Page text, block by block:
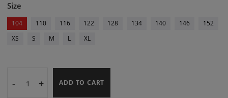
Size
104 110 116 122 128 134 140 146
152
XS
S M L XL
- + ADD TO CART